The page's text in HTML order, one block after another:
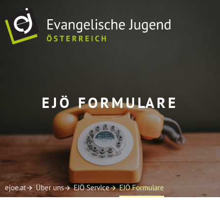
MEDIEN
EJÖ FORMULARE
ejoe.at Über uns EJÖ Service EJÖ Formulare